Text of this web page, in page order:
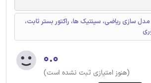
مدل سازی ریاضی، سینتیک ها، راکتور بستر ثابت،
۰.۰
(هنوز امتیازی ثبت نشده است)